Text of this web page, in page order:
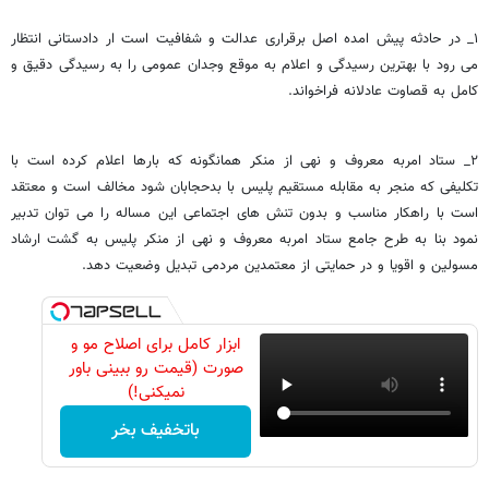
۱_ در حادثه پیش امده اصل برقراری عدالت و شفافیت است ار دادستانی انتظار
می رود با بهترین رسیدگی و اعلام به موقع وجدان عمومی را به رسیدگی دقیق و
کامل به قصاوت عادلانه فراخواند.
۲_ ستاد امربه معروف و نهی از منکر همانگونه که بارها اعلام کرده است با
تکلیفی که منجر به مقابله مستقیم پلیس با بدحجابان شود مخالف است و معتقد
است با راهکار مناسب و بدون تنش های اجتماعی این مساله را می توان تدبیر
نمود بنا به طرح جامع ستاد امربه معروف و نهی از منکر پلیس به گشت ارشاد
مسولین و اقویا و در حمایتی از معتمدین مردمی تبدیل وضعیت دهد.
ابزار کامل برای اصلاح مو و
صورت (قیمت رو ببینی باور
نمیکنی!)
باتخفیف بخر